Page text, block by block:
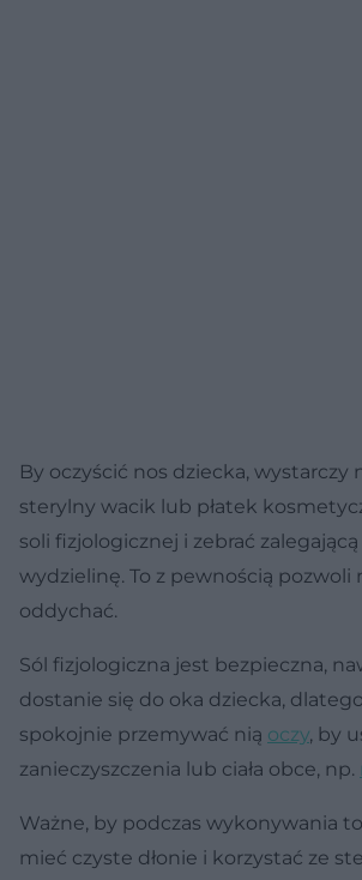
By oczyścić nos dziecka, wystarczy
sterylny wacik lub płatek
soli fizjologicznej i zebrać
wydzielinę. To z pewnością
oddychać.
Sól fizjologiczna jest bezpieczna,
dostanie się do oka dziecka,
spokojnie przemywać nią oczy, by
zanieczyszczenia lub ciała obce, np.
Ważne, by podczas wykonywania
mieć czyste dłonie i korzystać ze